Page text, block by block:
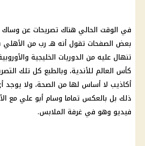
في الوقت الحالي هناك تصريحات عن وساك
بعض الصفحات تقول أنه هـ رب من الأهلي
تنهال عليه من الدوريات الخليجية
كأس العالم للأندية، وبالطبع كل تلك
أكاذيب لا أساس لها من الصحة، ولا
ذلك بل بالعكس تماما وسام أبو علي مع
فيديو وهو في غرفة الملابس.